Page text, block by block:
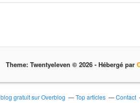
Theme: Twentyeleven © 2026 - Hébergé par
gratuit sur Overblog Top articles Contact